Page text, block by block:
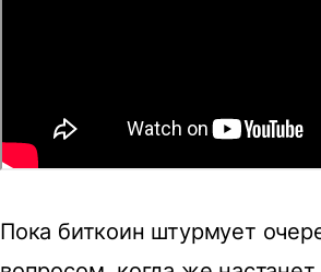
Пока биткоин штурмует